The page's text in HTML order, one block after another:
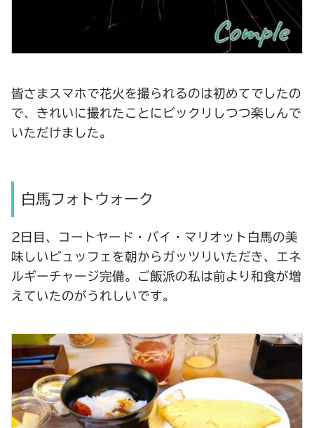
皆さまスマホで花火を撮られるのは初めてでしたの
で、きれいに撮れたことにビックリしつつ楽しんで
いただけました。
白馬フォトウォーク
2日目、コートヤード・バイ・マリオット白馬の美
味しいビュッフェを朝からガッツリいただき、エネ
ルギーチャージ完備。ご飯派の私は前より和食が増
えていたのがうれしいです。